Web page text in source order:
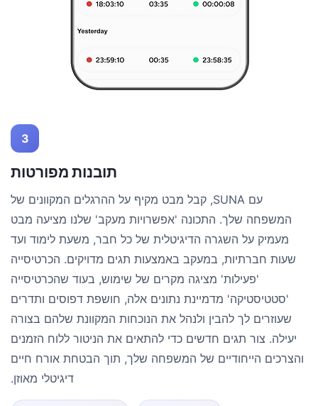
3
תובנות מפורטות
עם SUNA, קבל מבט מקיף על ההרגלים המקוונים של
המשפחה שלך. התכונה 'אפשרויות מעקב' שלנו מציעה מבט
מעמיק על השגרה הדיגיטלית של כל חבר, משעת לימוד ועד
שעות חברתיות, במעקב באמצעות תגים מדויקים. הכרטיסייה
'פעילות' מציגה מקרים של שימוש, בעוד שהכרטיסייה
'סטטיסטיקה' מדמיינת נתונים אלה, חושפת דפוסים ותדרים
שעוזרים לך להבין ולנהל את הנוכחות המקוונת שלהם בצורה
יעילה. צור תגים חדשים כדי להתאים את הניטור ללוח הזמנים
והצרכים הייחודיים של המשפחה שלך, תוך הבטחת אורח חיים
דיגיטלי מאוזן.